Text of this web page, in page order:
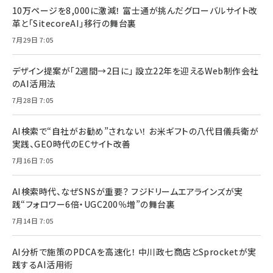
10万ページを8,000に激減！ 富士通が挑んだグローバルサイト改
革と「SitecoreAI」移行の舞台裏
7月29日 7:05
デザイン提案が「2週間→2日に」 設立22年を迎えるWeb制作会社
のAI活用法
7月28日 7:05
AI検索で“自社がお勧め”されない！ お米ギフトの八代目儀兵衛が
実践、GEO時代のECサイト改善
7月16日 7:05
AI検索時代、なぜSNSが重要？ フジドリームエアラインズが実
践“フォロワー6倍・UGC200％増”の舞台裏
7月14日 7:05
AI分析で施策のPDCAを高速化！ 中川政七商店とSprocketが実
践するAI活用術